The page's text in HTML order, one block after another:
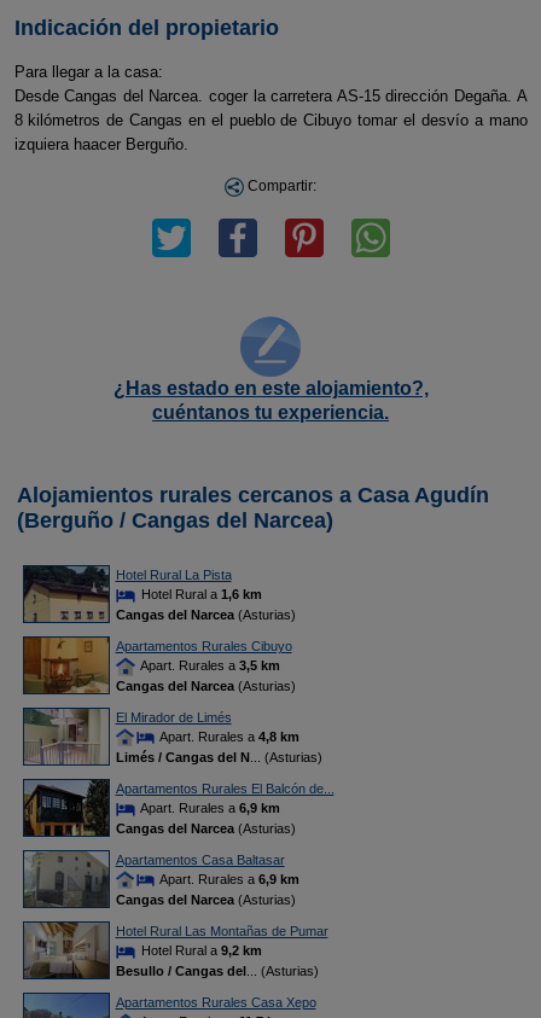
Indicación del propietario
Para llegar a la casa:
Desde Cangas del Narcea. coger la carretera AS-15 dirección Degaña. A
8 kilómetros de Cangas en el pueblo de Cibuyo tomar el desvío a mano
izquiera haacer Berguño.
Compartir:
¿Has estado en este alojamiento?,
cuéntanos tu experiencia.
Alojamientos rurales cercanos a Casa Agudín
(Berguño / Cangas del Narcea)
Hotel Rural La Pista
Hotel Rural a 1,6 km
Cangas del Narcea(Asturias)
Apartamentos Rurales Cibuyo
Apart. Rurales a 3,5 km
Cangas del Narcea(Asturias)
El Mirador de Limés
Apart. Rurales a 4,8 km
Limés / Cangas del N... (Asturias)
Apartamentos Rurales El Balcón de...
Apart. Rurales a 6,9 km
Cangas del Narcea(Asturias)
Apartamentos Casa Baltasar
Apart. Rurales a 6,9 km
Cangas del Narcea(Asturias)
Hotel Rural Las Montañas de Pumar
Hotel Rural a 9,2 km
Besullo / Cangas del... (Asturias)
Apartamentos Rurales Casa Xepo